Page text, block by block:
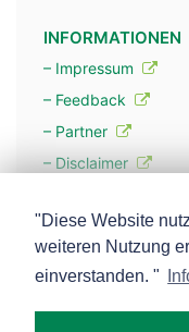
INFORMATIONEN
– Impressum
– Feedback
– Partner
– Disclaimer
– Werbung
– Mehr über unsere
"Diese Website
weiteren Nutzung
einverstanden. "